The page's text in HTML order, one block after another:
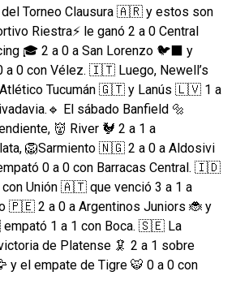
del Torneo Clausura 🇦🇷 y estos son
Riestra⚡️ le ganó 2 a 0 Central
🎓 2 a 0 a San Lorenzo 🐦⬛ y
a 0 con Vélez. 🇮🇹 Luego, Newell’s
Tucumán 🇬🇹 y Lanús 🇱🇻 1 a
El sábado Banfield 🔩
👹 River 🐓 2 a 1 a
🦁Sarmiento 🇳🇬 2 a 0 a Aldosivi
0 a 0 con Barracas Central. 🇮🇩
con Unión 🇦🇹 que venció 3 a 1 a
🇵🇪 2 a 0 a Argentinos Juniors 🐞 y
1 a 1 con Boca. 🇸🇪 La
de Platense 🦑 2 a 1 sobre
y el empate de Tigre 🐯 0 a 0 con